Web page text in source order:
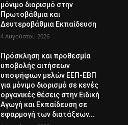
μόνιμο διορισμό στην
Πρωτοβάθμια και
Δευτεροβάθμια Εκπαίδευση
4 Αυγούστου 2026
Πρόσκληση και προθεσμία
υποβολής αιτήσεων
υποψήφιων μελών ΕΕΠ-ΕΒΠ
για μόνιμο διορισμό σε κενές
οργανικές θέσεις στην Ειδική
Αγωγή και Εκπαίδευση σε
εφαρμογή των διατάξεων...